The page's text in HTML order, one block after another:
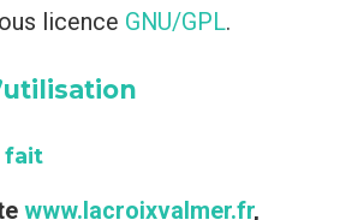
licence GNU/GPL.
fait
www.lacroixvalmer.fr,